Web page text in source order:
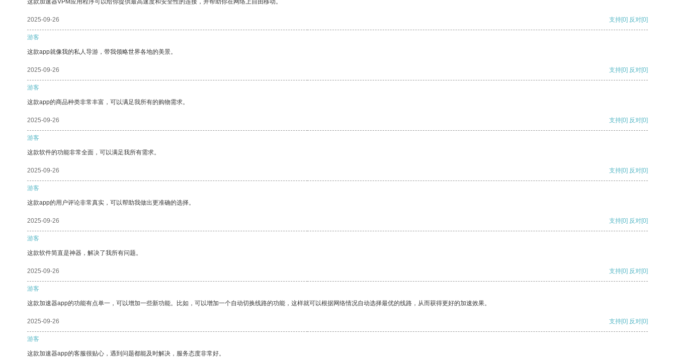
这款加速器VPM应用程序可以给你提供最高速度和安全性的连接，并帮助你在网络上自由移动。
2025-09-26 支持[0] 反对[0]
游客
这款app就像我的私人导游，带我领略世界各地的美景。
2025-09-26 支持[0] 反对[0]
游客
这款app的商品种类非常丰富，可以满足我所有的购物需求。
2025-09-26 支持[0] 反对[0]
游客
这款软件的功能非常全面，可以满足我所有需求。
2025-09-26 支持[0] 反对[0]
游客
这款app的用户评论非常真实，可以帮助我做出更准确的选择。
2025-09-26 支持[0] 反对[0]
游客
这款软件简直是神器，解决了我所有问题。
2025-09-26 支持[0] 反对[0]
游客
这款加速器app的功能有点单一，可以增加一些新功能。比如，可以增加一个自动切换线路的功能，这样就可以根据网络情况自动选择最优的线路，从而获得更好的加速效果。
2025-09-26 支持[0] 反对[0]
游客
这款加速器app的客服很贴心，遇到问题都能及时解决，服务态度非常好。